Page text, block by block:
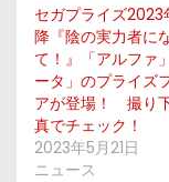
セガプライズ2023
降『陰の実力者に
て！』「アルファ
ータ」のプライズ
アが登場！ 撮り
真でチェック！
2023年5月21日
ニュース